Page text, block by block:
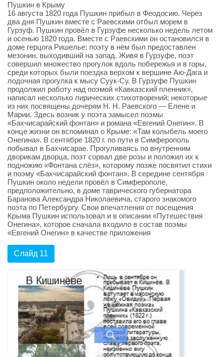
Пушкин в Крыму
16 августа 1820 года Пушкин прибыл в Феодосию. Через
два дня Пушкин вместе с Раевскими отбыл морем в
Гурзуф. Пушкин провёл в Гурзуфе несколько недель летом
и осенью 1820 года. Вместе с Раевскими он остановился в
доме герцога Ришелье; поэту в нём был предоставлен
мезонин, выходивший на запад. Живя в Гурзуфе, поэт
совершил множество прогулок вдоль побережья и в горы,
среди которых были поездка верхом к вершине Аю-Дага и
лодочная прогулка к мысу Суук-Су. В Гурзуфе Пушкин
продолжил работу над поэмой «Кавказский пленник»,
написал несколько лирических стихотворений; некоторые
из них посвящены дочерям Н. Н. Раевского — Елене и
Марии. Здесь возник у поэта замысел поэмы
«Бахчисарайский фонтан» и романа «Евгений Онегин». В
конце жизни он вспоминал о Крыме: «Там колыбель моего
Онегина». В сентябре 1820 г. по пути в Симферополь
побывал в Бахчисарае. Прогуливаясь по внутренним
дворикам дворца, поэт сорвал две розы и положил их к
подножию «Фонтана слёз», которому позже посвятил стихи
и поэму «Бахчисарайский фонтан». В середине сентября
Пушкин около недели провёл в Симферополе,
предположительно, в доме таврического губернатора
Баранова Александра Николаевича, старого знакомого
поэта по Петербургу. Свои впечатления от посещения
Крыма Пушкин использовал и в описании «Путешествия
Онегина», которое сначала входило в состав поэмы
«Евгений Онегин» в качестве приложения
Слайд 11